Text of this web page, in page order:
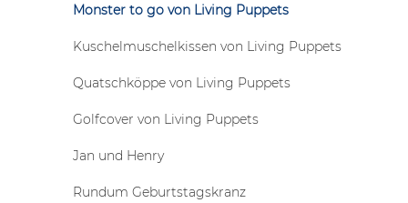
Monster to go von Living Puppets
Kuschelmuschelkissen von Living Puppets
Quatschköppe von Living Puppets
Golfcover von Living Puppets
Jan und Henry
Rundum Geburtstagskranz